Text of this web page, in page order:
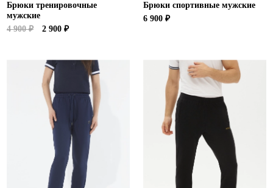
Брюки тренировочные
мужские
4 900 ₽
2 900 ₽
Брюки спортивные мужские
6 900 ₽